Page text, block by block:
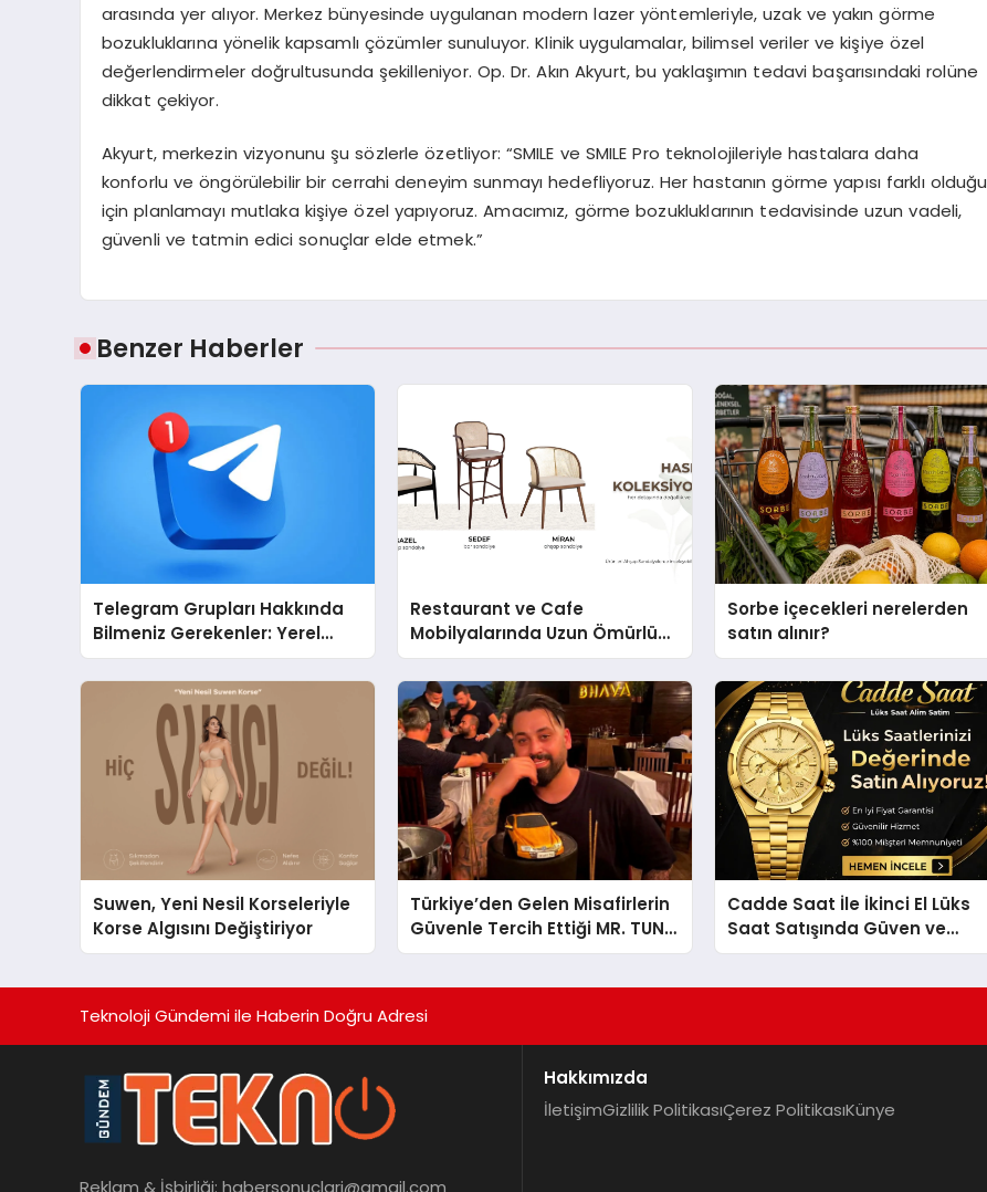
arasında yer alıyor. Merkez bünyesinde uygulanan modern lazer yöntemleriyle, uzak ve yakın görme
bozukluklarına yönelik kapsamlı çözümler sunuluyor. Klinik uygulamalar, bilimsel veriler ve kişiye özel
değerlendirmeler doğrultusunda şekilleniyor. Op. Dr. Akın Akyurt, bu yaklaşımın tedavi başarısındaki rolüne
dikkat çekiyor.
Akyurt, merkezin vizyonunu şu sözlerle özetliyor: “SMILE ve SMILE Pro teknolojileriyle hastalara daha
konforlu ve öngörülebilir bir cerrahi deneyim sunmayı hedefliyoruz. Her hastanın görme yapısı farklı olduğu
için planlamayı mutlaka kişiye özel yapıyoruz. Amacımız, görme bozukluklarının tedavisinde uzun vadeli,
güvenli ve tatmin edici sonuçlar elde etmek.”
Benzer Haberler
Telegram Grupları Hakkında
Bilmeniz Gerekenler: Yerel
Telegram Gruplarıyla
Şehrinizdeki Topluluklara
Restaurant ve Cafe
Mobilyalarında Uzun Ömürlü
Sandalye Nasıl Seçilir?
Sorbe içecekleri nerelerden
satın alınır?
Suwen, Yeni Nesil Korseleriyle
Korse Algısını Değiştiriyor
Türkiye’den Gelen Misafirlerin
Güvenle Tercih Ettiği MR. TUNA
Restaurant Uluslararası
Cadde Saat İle İkinci El Lüks
Saat Satışında Güven ve
Doğru Değerleme
Teknoloji Gündemi ile Haberin Doğru Adresi
Reklam & İşbirliği: habersonuclari@gmail.com
Hakkımızda
İletişimGizlilik PolitikasıÇerez PolitikasıKünye